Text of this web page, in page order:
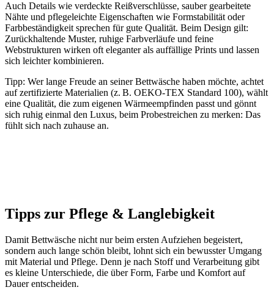
Auch Details wie verdeckte Reißverschlüsse, sauber gearbeitete
Nähte und pflegeleichte Eigenschaften wie Formstabilität oder
Farbbeständigkeit sprechen für gute Qualität. Beim Design gilt:
Zurückhaltende Muster, ruhige Farbverläufe und feine
Webstrukturen wirken oft eleganter als auffällige Prints und lassen
sich leichter kombinieren.
Tipp: Wer lange Freude an seiner Bettwäsche haben möchte, achtet
auf zertifizierte Materialien (z. B. OEKO-TEX Standard 100), wählt
eine Qualität, die zum eigenen Wärmeempfinden passt und gönnt
sich ruhig einmal den Luxus, beim Probestreichen zu merken: Das
fühlt sich nach zuhause an.
Tipps zur Pflege & Langlebigkeit
Damit Bettwäsche nicht nur beim ersten Aufziehen begeistert,
sondern auch lange schön bleibt, lohnt sich ein bewusster Umgang
mit Material und Pflege. Denn je nach Stoff und Verarbeitung gibt
es kleine Unterschiede, die über Form, Farbe und Komfort auf
Dauer entscheiden.